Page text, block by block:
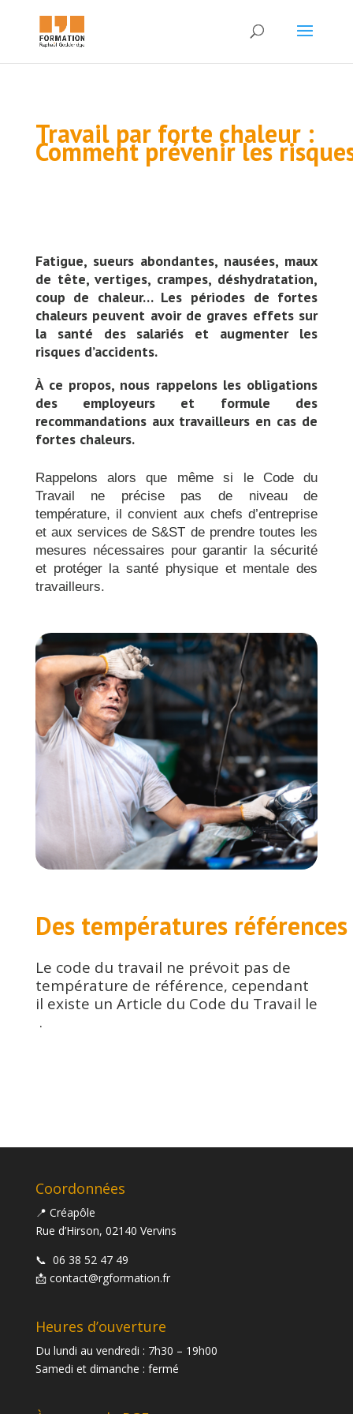
Travail par forte chaleur :
Comment prévenir les
Fatigue, sueurs abondantes, nausées, maux
de tête, vertiges, crampes, déshydratation,
coup de chaleur… Les périodes de fortes
chaleurs peuvent avoir de graves effets sur
la santé des salariés et augmenter les
risques d’accidents.
À ce propos, nous rappelons les obligations
des employeurs et formule des
recommandations aux travailleurs en cas de
fortes chaleurs.
Rappelons alors que même si le Code du
Travail ne précise pas de niveau de
température, il convient aux chefs d’entreprise
et aux services de S&ST de prendre toutes les
mesures nécessaires pour garantir la sécurité
et protéger la santé physique et mentale des
travailleurs.
Des températures références
Le code du travail ne prévoit pas de
température de référence, cependant
il existe un Article du Code du Travail le
.
Coordonnées
📍 Créapôle
Rue d’Hirson, 02140 Vervins
📞 06 38 52 47 49
📩 contact@rgformation.fr
Heures d’ouverture
Du lundi au vendredi : 7h30 – 19h00
Samedi et dimanche : fermé